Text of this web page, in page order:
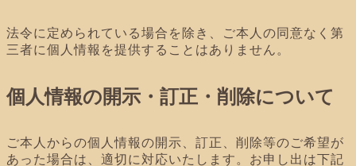
法令に定められている場合を除き、ご本人の同意なく第
三者に個人情報を提供することはありません。
個人情報の開示・訂正・削除について
ご本人からの個人情報の開示、訂正、削除等のご希望が
あった場合は、適切に対応いたします。お申し出は下記